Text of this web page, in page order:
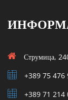
Струмица,
+389 75 476
+389 71 214